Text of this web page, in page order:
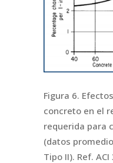
Figura 6.
concreto en el
requerida para
(datos
Tipo II). Ref. ACI